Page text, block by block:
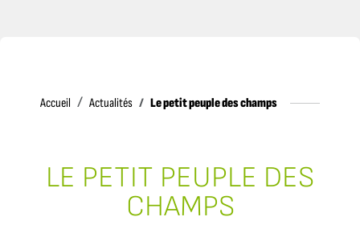
Accueil AccueilActualités Le petit peuple des champs
LE PETIT PEUPLE DES
CHAMPS